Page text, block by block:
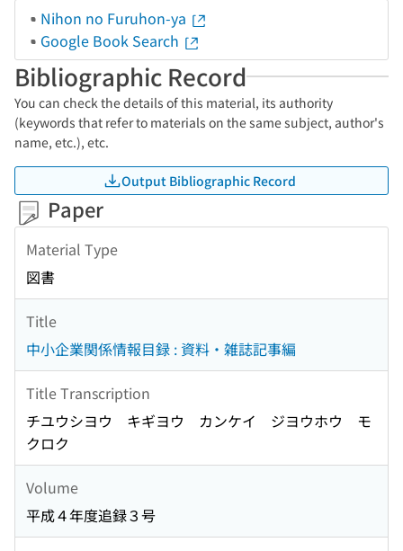
Nihon no Furuhon-ya
Google Book Search
Bibliographic Record
You can check the details of this material, its authority
(keywords that refer to materials on the same subject, author's
name, etc.), etc.
Output Bibliographic Record
Paper
Material Type
図書
Title
中小企業関係情報目録 : 資料・雑誌記事編
Title Transcription
チユウシヨウ キギヨウ カンケイ ジヨウホウ モ
クロク
Volume
平成４年度追録３号